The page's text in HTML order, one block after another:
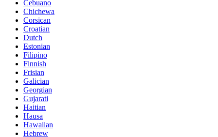
Cebuano
Chichewa
Corsican
Croatian
Dutch
Estonian
Filipino
Finnish
Frisian
Galician
Georgian
Gujarati
Haitian
Hausa
Hawaiian
Hebrew